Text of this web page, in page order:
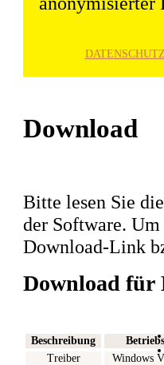
Download
Bitte lesen Sie
der Software.
Download-Link
Download für
Beschreibung
Treiber
Windows